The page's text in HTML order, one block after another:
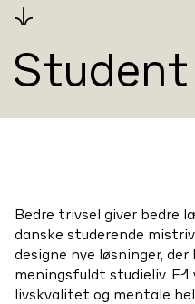
↓
Bedre trivsel giver bedre
danske studerende
designe nye løsninger,
meningsfuldt studieliv.
livskvalitet og mentale